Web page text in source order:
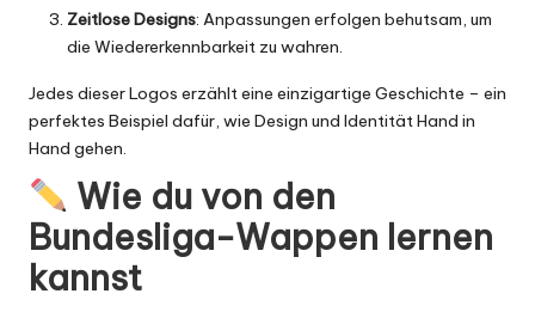
Zeitlose Designs: Anpassungen erfolgen behutsam, um
die Wiedererkennbarkeit zu wahren.
Jedes dieser Logos erzählt eine einzigartige Geschichte – ein
perfektes Beispiel dafür, wie Design und Identität Hand in
Hand gehen.
Wie du von den
Bundesliga-Wappen lernen
kannst